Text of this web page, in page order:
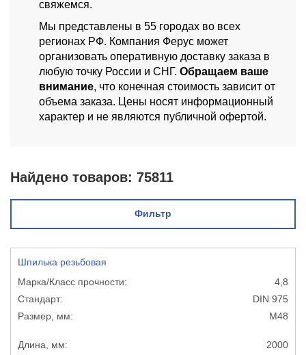
свяжемся.
Мы представлены в 55 городах во всех
регионах РФ. Компания Ферус может
организовать оперативную доставку заказа в
любую точку России и СНГ. Обращаем ваше
внимание, что конечная стоимость зависит от
объема заказа. Цены носят информационный
характер и не являются публичной офертой.
Найдено товаров: 75811
Фильтр
Шпилька резьбовая
4,8
DIN 975
М48
2000